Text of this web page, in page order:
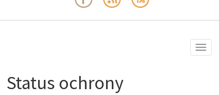
Status ochrony